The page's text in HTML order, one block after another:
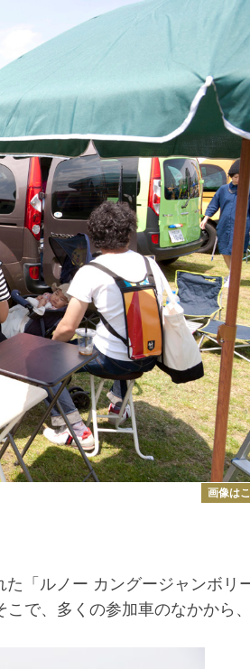
画像は
「ルノー カングージャンボリ
で、多くの参加車のなかから